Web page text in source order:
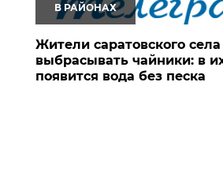
В РАЙОНАХ
Жители саратовского
выбрасывать чайники: в
появится вода без песка